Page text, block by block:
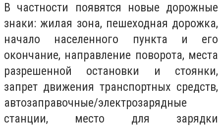
В частности появятся новые дорожные
знаки: жилая зона, пешеходная дорожка,
начало населенного пункта и его
окончание, направление поворота, места
разрешенной остановки и стоянки,
запрет движения транспортных средств,
автозаправочные/электрозарядные
станции, место для зарядки